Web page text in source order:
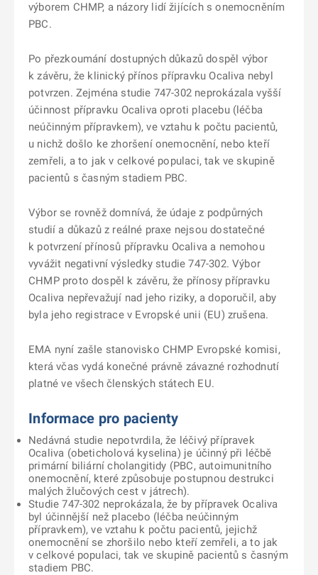
výborem CHMP, a názory lidí žijících s onemocněním
PBC.
Po přezkoumání dostupných důkazů dospěl výbor
k závěru, že klinický přínos přípravku Ocaliva nebyl
potvrzen. Zejména studie 747-302 neprokázala vyšší
účinnost přípravku Ocaliva oproti placebu (léčba
neúčinným přípravkem), ve vztahu k počtu pacientů,
u nichž došlo ke zhoršení onemocnění, nebo kteří
zemřeli, a to jak v celkové populaci, tak ve skupině
pacientů s časným stadiem PBC.
Výbor se rovněž domnívá, že údaje z podpůrných
studií a důkazů z reálné praxe nejsou dostatečné
k potvrzení přínosů přípravku Ocaliva a nemohou
vyvážit negativní výsledky studie 747-302. Výbor
CHMP proto dospěl k závěru, že přínosy přípravku
Ocaliva nepřevažují nad jeho riziky, a doporučil, aby
byla jeho registrace v Evropské unii (EU) zrušena.
EMA nyní zašle stanovisko CHMP Evropské komisi,
která včas vydá konečné právně závazné rozhodnutí
platné ve všech členských státech EU.
Informace pro pacienty
Nedávná studie nepotvrdila, že léčivý přípravek
Ocaliva (obeticholová kyselina) je účinný při léčbě
primární biliární cholangitidy (PBC, autoimunitního
onemocnění, které způsobuje postupnou destrukci
malých žlučových cest v játrech).
Studie 747-302 neprokázala, že by přípravek Ocaliva
byl účinnější než placebo (léčba neúčinným
přípravkem), ve vztahu k počtu pacientů, jejichž
onemocnění se zhoršilo nebo kteří zemřeli, a to jak
v celkové populaci, tak ve skupině pacientů s časným
stadiem PBC.